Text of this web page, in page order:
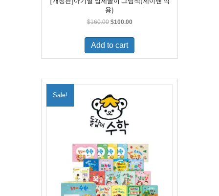
용)
$160.00 Original
was:
$160.00.
$100.00Current
is:
Add to cart
Sale!